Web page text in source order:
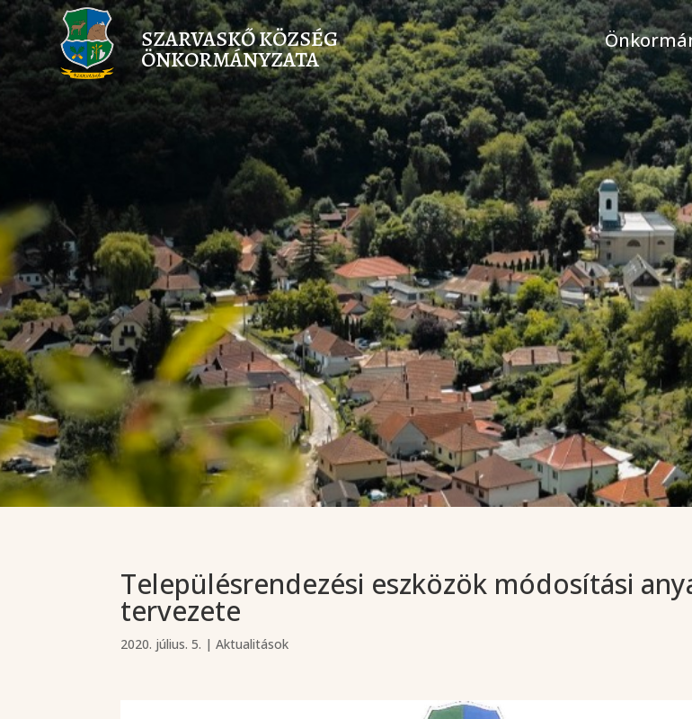
SZARVASKŐ KÖZSÉG
ÖNKORMÁNYZATA
Településrendezési eszközök módosítási
tervezete
2020. július. 5. |Aktualitások